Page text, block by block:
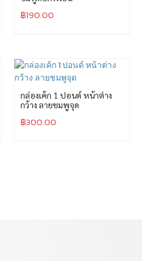
฿190.00
กล่องเค้ก 1 ปอนด์ หน้าต่าง
กว้าง ลายชมพูจุด
฿300.00